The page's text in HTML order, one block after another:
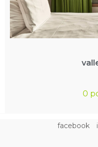
0
facebook